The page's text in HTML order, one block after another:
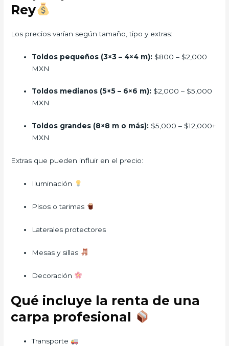
Rey
Los precios varían según tamaño, tipo y extras:
Toldos pequeños (3×3 – 4×4 m): $800 – $2,000
MXN
Toldos medianos (5×5 – 6×6 m): $2,000 – $5,000
MXN
Toldos grandes (8×8 m o más): $5,000 – $12,000+
MXN
Extras que pueden influir en el precio:
Iluminación
Pisos o tarimas
Laterales protectores
Mesas y sillas
Decoración
Qué incluye la renta de una
carpa profesional
Transporte